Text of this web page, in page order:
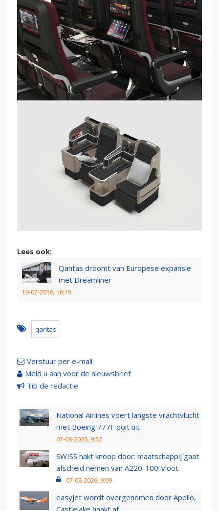
Lees ook:
Qantas droomt van Europese expansie
met Dreamliner
19-07-2016, 16:19
qantas
Verstuur per e-mail
Meld u aan voor de nieuwsbrief
Tip de redactie
National Airlines voert langste vrachtvlucht
met Boeing 777F ooit uit
07-08-2026, 9:52
SWISS hakt knoop door: maatschappij gaat
afscheid nemen van A220-100-vloot
07-08-2026, 9:09
easyJet wordt overgenomen door Apollo,